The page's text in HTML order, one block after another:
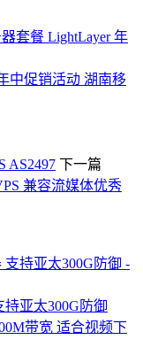
套餐 LightLayer 年
中促销活动 湖南移
AS2497 下一篇
兼容流媒体优秀
亚太300G防御